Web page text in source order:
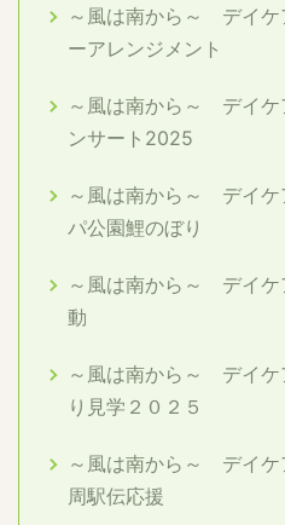
～風は南から～ デイ
ーアレンジメント
～風は南から～ デイ
ンサート2025
～風は南から～ デイ
パ公園鯉のぼり
～風は南から～ デイ
動
～風は南から～ デイ
り見学２０２５
～風は南から～ デイ
周駅伝応援